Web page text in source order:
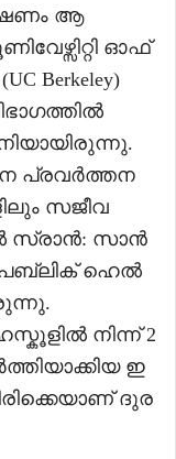
ആ
ഓഫ്
Berkeley)
പ്രവർത്തന
സജീവ
സ്രാൻ: സാൻ
പബ്ലിക് ഹെൽ
നിന്ന് 2
ഇ
ദുര